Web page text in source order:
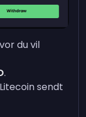
du vil
.
sendt